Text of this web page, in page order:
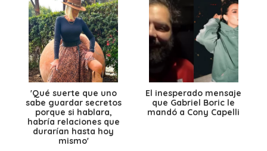
'Qué suerte que uno
sabe guardar secretos
porque si hablara,
habría relaciones que
durarían hasta hoy
mismo'
El inesperado mensaje
que Gabriel Boric le
mandó a Cony Capelli